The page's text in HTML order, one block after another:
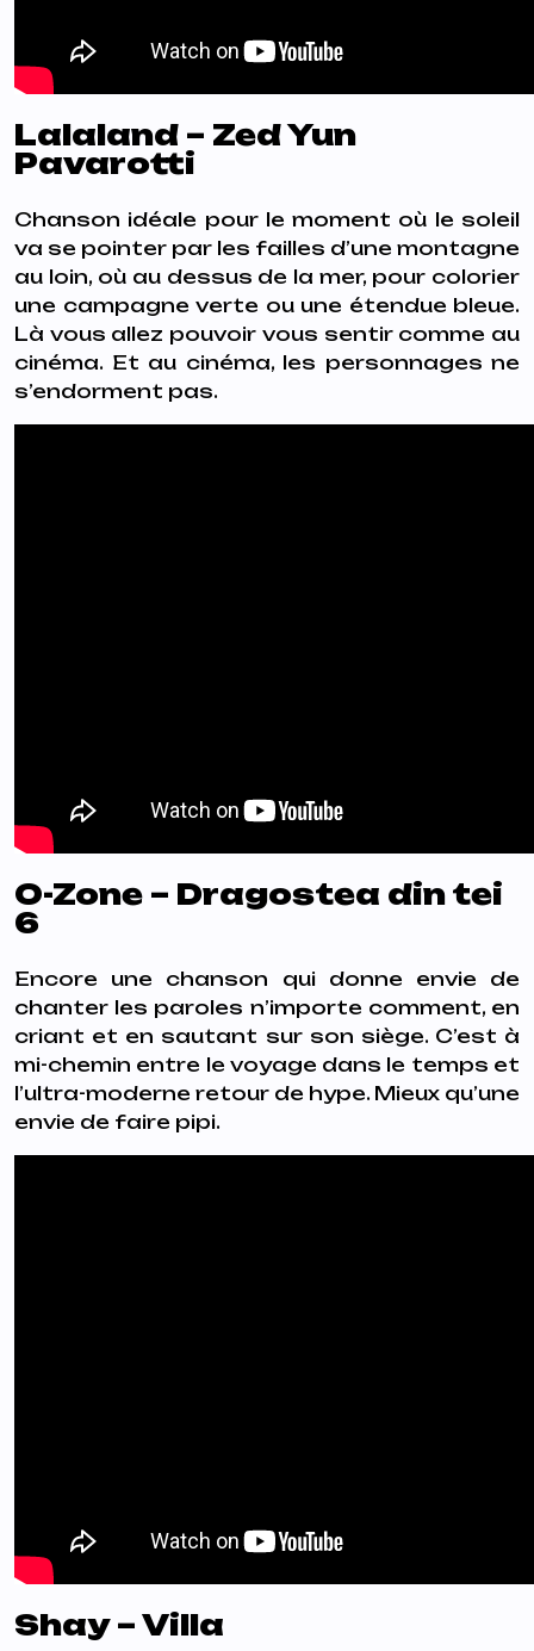
Lalaland – Zed Yun
Pavarotti
Chanson idéale pour le moment où le soleil
va se pointer par les failles d’une montagne
au loin, où au dessus de la mer, pour colorier
une campagne verte ou une étendue bleue.
Là vous allez pouvoir vous sentir comme au
cinéma. Et au cinéma, les personnages ne
s’endorment pas.
O-Zone – Dragostea din tei
6
Encore une chanson qui donne envie de
chanter les paroles n’importe comment, en
criant et en sautant sur son siège. C’est à
mi-chemin entre le voyage dans le temps et
l’ultra-moderne retour de hype. Mieux qu’une
envie de faire pipi.
Shay – Villa